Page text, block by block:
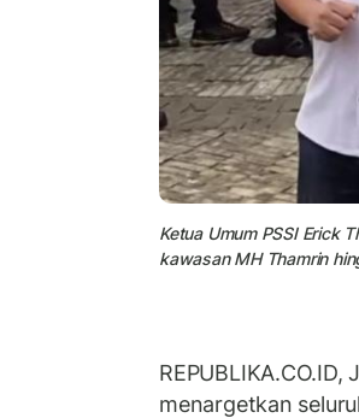
Ketua Umum PSSI Erick
kawasan MH Thamrin
REPUBLIKA.CO.ID,
menargetkan